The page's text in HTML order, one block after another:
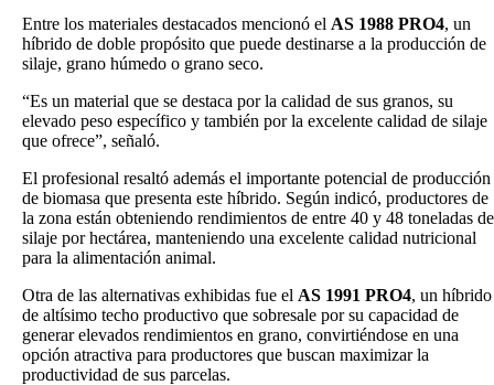
Entre los materiales destacados mencionó el AS 1988 PRO4, un
híbrido de doble propósito que puede destinarse a la producción de
silaje, grano húmedo o grano seco.
“Es un material que se destaca por la calidad de sus granos, su
elevado peso específico y también por la excelente calidad de silaje
que ofrece”, señaló.
El profesional resaltó además el importante potencial de producción
de biomasa que presenta este híbrido. Según indicó, productores de
la zona están obteniendo rendimientos de entre 40 y 48 toneladas de
silaje por hectárea, manteniendo una excelente calidad nutricional
para la alimentación animal.
Otra de las alternativas exhibidas fue el AS 1991 PRO4, un híbrido
de altísimo techo productivo que sobresale por su capacidad de
generar elevados rendimientos en grano, convirtiéndose en una
opción atractiva para productores que buscan maximizar la
productividad de sus parcelas.